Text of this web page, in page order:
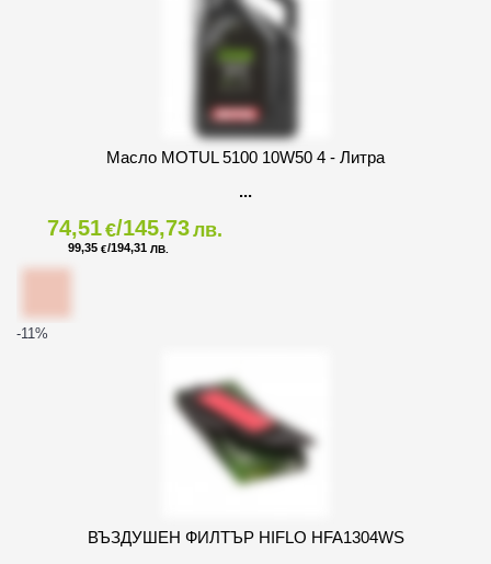
Масло MOTUL 5100 10W50 4 - Литра
74,51€/145,73лв.
99,35 €/194,31 ЛВ.
-11 %
ВЪЗДУШЕН ФИЛТЪР HIFLO HFA1304WS